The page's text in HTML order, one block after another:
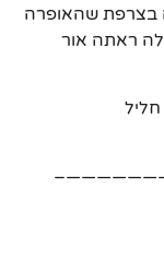
בצרפת שהאופרה
ראתה אור